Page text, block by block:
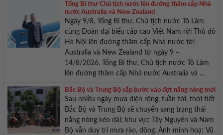
Tổng Bí thư Chủ tịch nước lên đường thăm cấp Nhà
nước Australia và New Zealand
Ngày 9/8, Tổng Bí thư, Chủ tịch nước Tô Lâm
cùng Đoàn đại biểu cấp cao Việt Nam rời Thủ đô
Hà Nội lên đường thăm cấp Nhà nước tới
Australia và New Zealand từ ngày 9 –
14/8/2026. Tổng Bí thư, Chủ tịch nước Tô Lâm
lên đường thăm cấp Nhà nước Australia và ...
Bắc Bộ và Trung Bộ sắp bước vào đợt nắng nóng mới
Sau nhiều ngày mưa diện rộng, tuần tới, thời tiết
Bắc Bộ và Trung Bộ sẽ chuyển sang trạng thái
nắng nóng kéo dài; khu vực Tây Nguyên và Nam
Bộ vẫn duy trì mưa rào, dông. Ảnh minh hoạ: Vũ